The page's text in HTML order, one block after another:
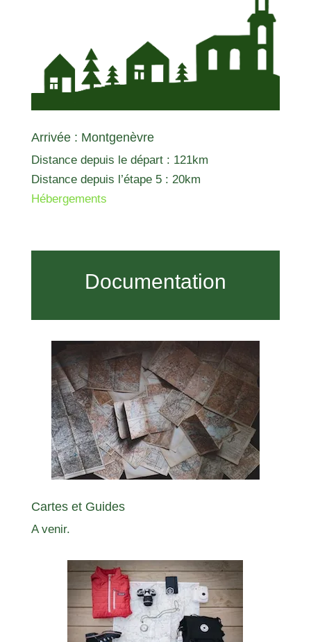
Arrivée : Montgenèvre
Distance depuis le départ : 121km
Distance depuis l’étape 5 : 20km
Hébergements
Documentation
Cartes et Guides
A venir.